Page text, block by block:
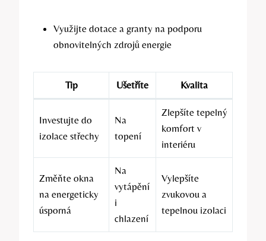
Využijte dotace a granty na podporu
obnovitelných zdrojů energie
Tip Ušetříte Kvalita
Investujte do
izolace střechy
Na
topení
Zlepšíte tepelný
komfort v
interiéru
Změňte okna
na energeticky
úsporná
Na
vytápění
i
chlazení
Vylepšíte
zvukovou a
tepelnou izolaci